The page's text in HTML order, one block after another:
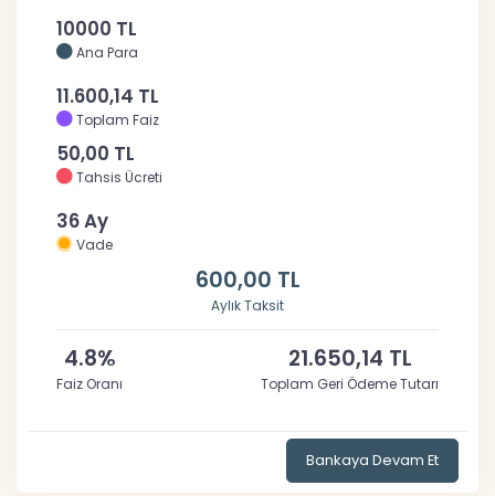
10000 TL
Ana Para
11.600,14 TL
Toplam Faiz
50,00 TL
Tahsis Ücreti
36 Ay
Vade
600,00 TL
Aylık Taksit
4.8%
Faiz Oranı
21.650,14 TL
Toplam Geri Ödeme Tutarı
Bankaya Devam Et